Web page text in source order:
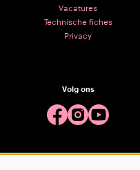
Vacatures
Technische fiches
Privacy
Volg ons
Meld je aan voor de